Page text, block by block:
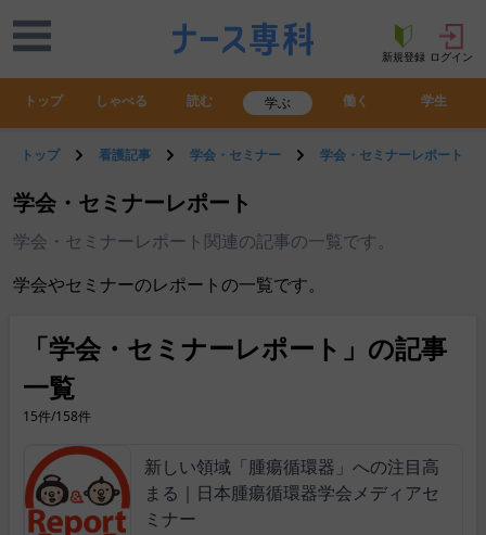
新規登録 ログイン
トップ しゃべる 読む 学ぶ 働く 学生
トップ 看護記事 学会・セミナー 学会・セミナーレポート
学会・セミナーレポート
学会・セミナーレポート関連の記事の一覧です。
学会やセミナーのレポートの一覧です。
「学会・セミナーレポート」の記事
一覧
15件/158件
新しい領域「腫瘍循環器」への注目高
まる｜日本腫瘍循環器学会メディアセ
ミナー